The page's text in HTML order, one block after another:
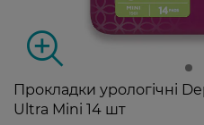
Прокладки урологічні
Ultra Mini 14 шт